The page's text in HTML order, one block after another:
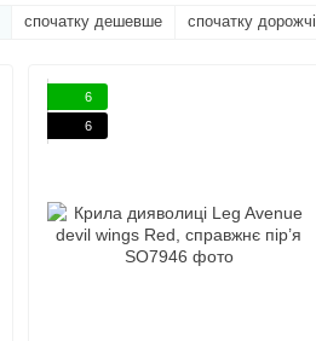
спочатку дешевше спочатку дорожчі
6
6